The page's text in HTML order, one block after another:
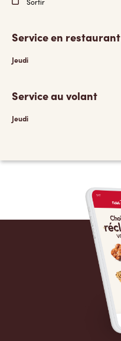
Service en restaurant
Jeudi
Service au volant
Jeudi